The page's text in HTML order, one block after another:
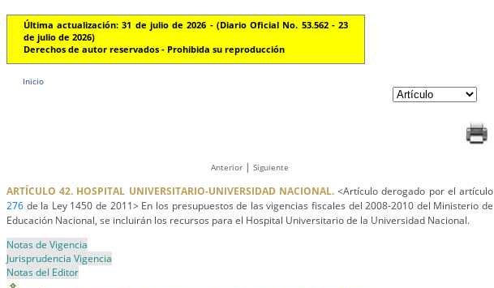
Última actualización: 31 de julio de 2026 - (Diario Oficial No. 53.562 - 23
de julio de 2026)
Derechos de autor reservados - Prohibida su reproducción
Inicio
Anterior | Siguiente
ARTÍCULO 42. HOSPITAL UNIVERSITARIO-UNIVERSIDAD NACIONAL.<Artículo derogado por el artículo
276 de la Ley 1450 de 2011> En los presupuestos de las vigencias fiscales del 2008-2010 del Ministerio de
Educación Nacional, se incluirán los recursos para el Hospital Universitario de la Universidad Nacional.
Notas de Vigencia
Jurisprudencia Vigencia
Notas del Editor